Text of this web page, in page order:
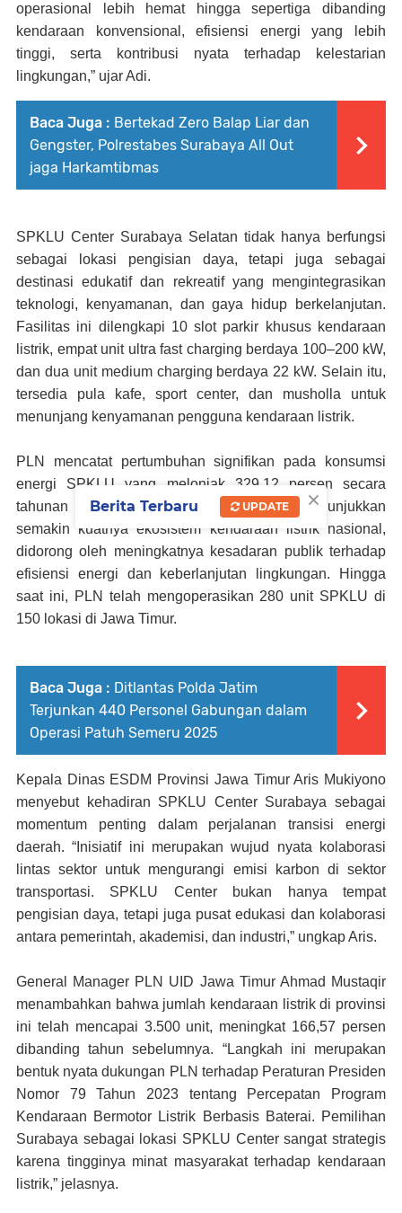
operasional lebih hemat hingga sepertiga dibanding
kendaraan konvensional, efisiensi energi yang lebih
tinggi, serta kontribusi nyata terhadap kelestarian
lingkungan,” ujar Adi.
Baca Juga : Bertekad Zero Balap Liar dan
Gengster, Polrestabes Surabaya All Out
jaga Harkamtibmas
SPKLU Center Surabaya Selatan tidak hanya berfungsi
sebagai lokasi pengisian daya, tetapi juga sebagai
destinasi edukatif dan rekreatif yang mengintegrasikan
teknologi, kenyamanan, dan gaya hidup berkelanjutan.
Fasilitas ini dilengkapi 10 slot parkir khusus kendaraan
listrik, empat unit ultra fast charging berdaya 100–200 kW,
dan dua unit medium charging berdaya 22 kW. Selain itu,
tersedia pula kafe, sport center, dan musholla untuk
menunjang kenyamanan pengguna kendaraan listrik.
PLN mencatat pertumbuhan signifikan pada konsumsi
energi SPKLU yang melonjak 329,12 persen secara
tahunan per Oktober 2025. Lonjakan ini menunjukkan
semakin kuatnya ekosistem kendaraan listrik nasional,
didorong oleh meningkatnya kesadaran publik terhadap
efisiensi energi dan keberlanjutan lingkungan. Hingga
saat ini, PLN telah mengoperasikan 280 unit SPKLU di
150 lokasi di Jawa Timur.
Baca Juga : Ditlantas Polda Jatim
Terjunkan 440 Personel Gabungan dalam
Operasi Patuh Semeru 2025
Kepala Dinas ESDM Provinsi Jawa Timur Aris Mukiyono
menyebut kehadiran SPKLU Center Surabaya sebagai
momentum penting dalam perjalanan transisi energi
daerah. “Inisiatif ini merupakan wujud nyata kolaborasi
lintas sektor untuk mengurangi emisi karbon di sektor
transportasi. SPKLU Center bukan hanya tempat
pengisian daya, tetapi juga pusat edukasi dan kolaborasi
antara pemerintah, akademisi, dan industri,” ungkap Aris.
General Manager PLN UID Jawa Timur Ahmad Mustaqir
menambahkan bahwa jumlah kendaraan listrik di provinsi
ini telah mencapai 3.500 unit, meningkat 166,57 persen
dibanding tahun sebelumnya. “Langkah ini merupakan
bentuk nyata dukungan PLN terhadap Peraturan Presiden
Nomor 79 Tahun 2023 tentang Percepatan Program
Kendaraan Bermotor Listrik Berbasis Baterai. Pemilihan
Surabaya sebagai lokasi SPKLU Center sangat strategis
karena tingginya minat masyarakat terhadap kendaraan
listrik,” jelasnya.
×
Berita Terbaru UPDATE